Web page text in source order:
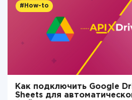
#How-to
Как подключить Google
Sheets для